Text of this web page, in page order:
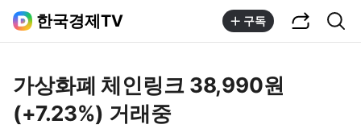
한국경제TV 구독
가상화폐 체인링크 38,990원
(+7.23%) 거래중